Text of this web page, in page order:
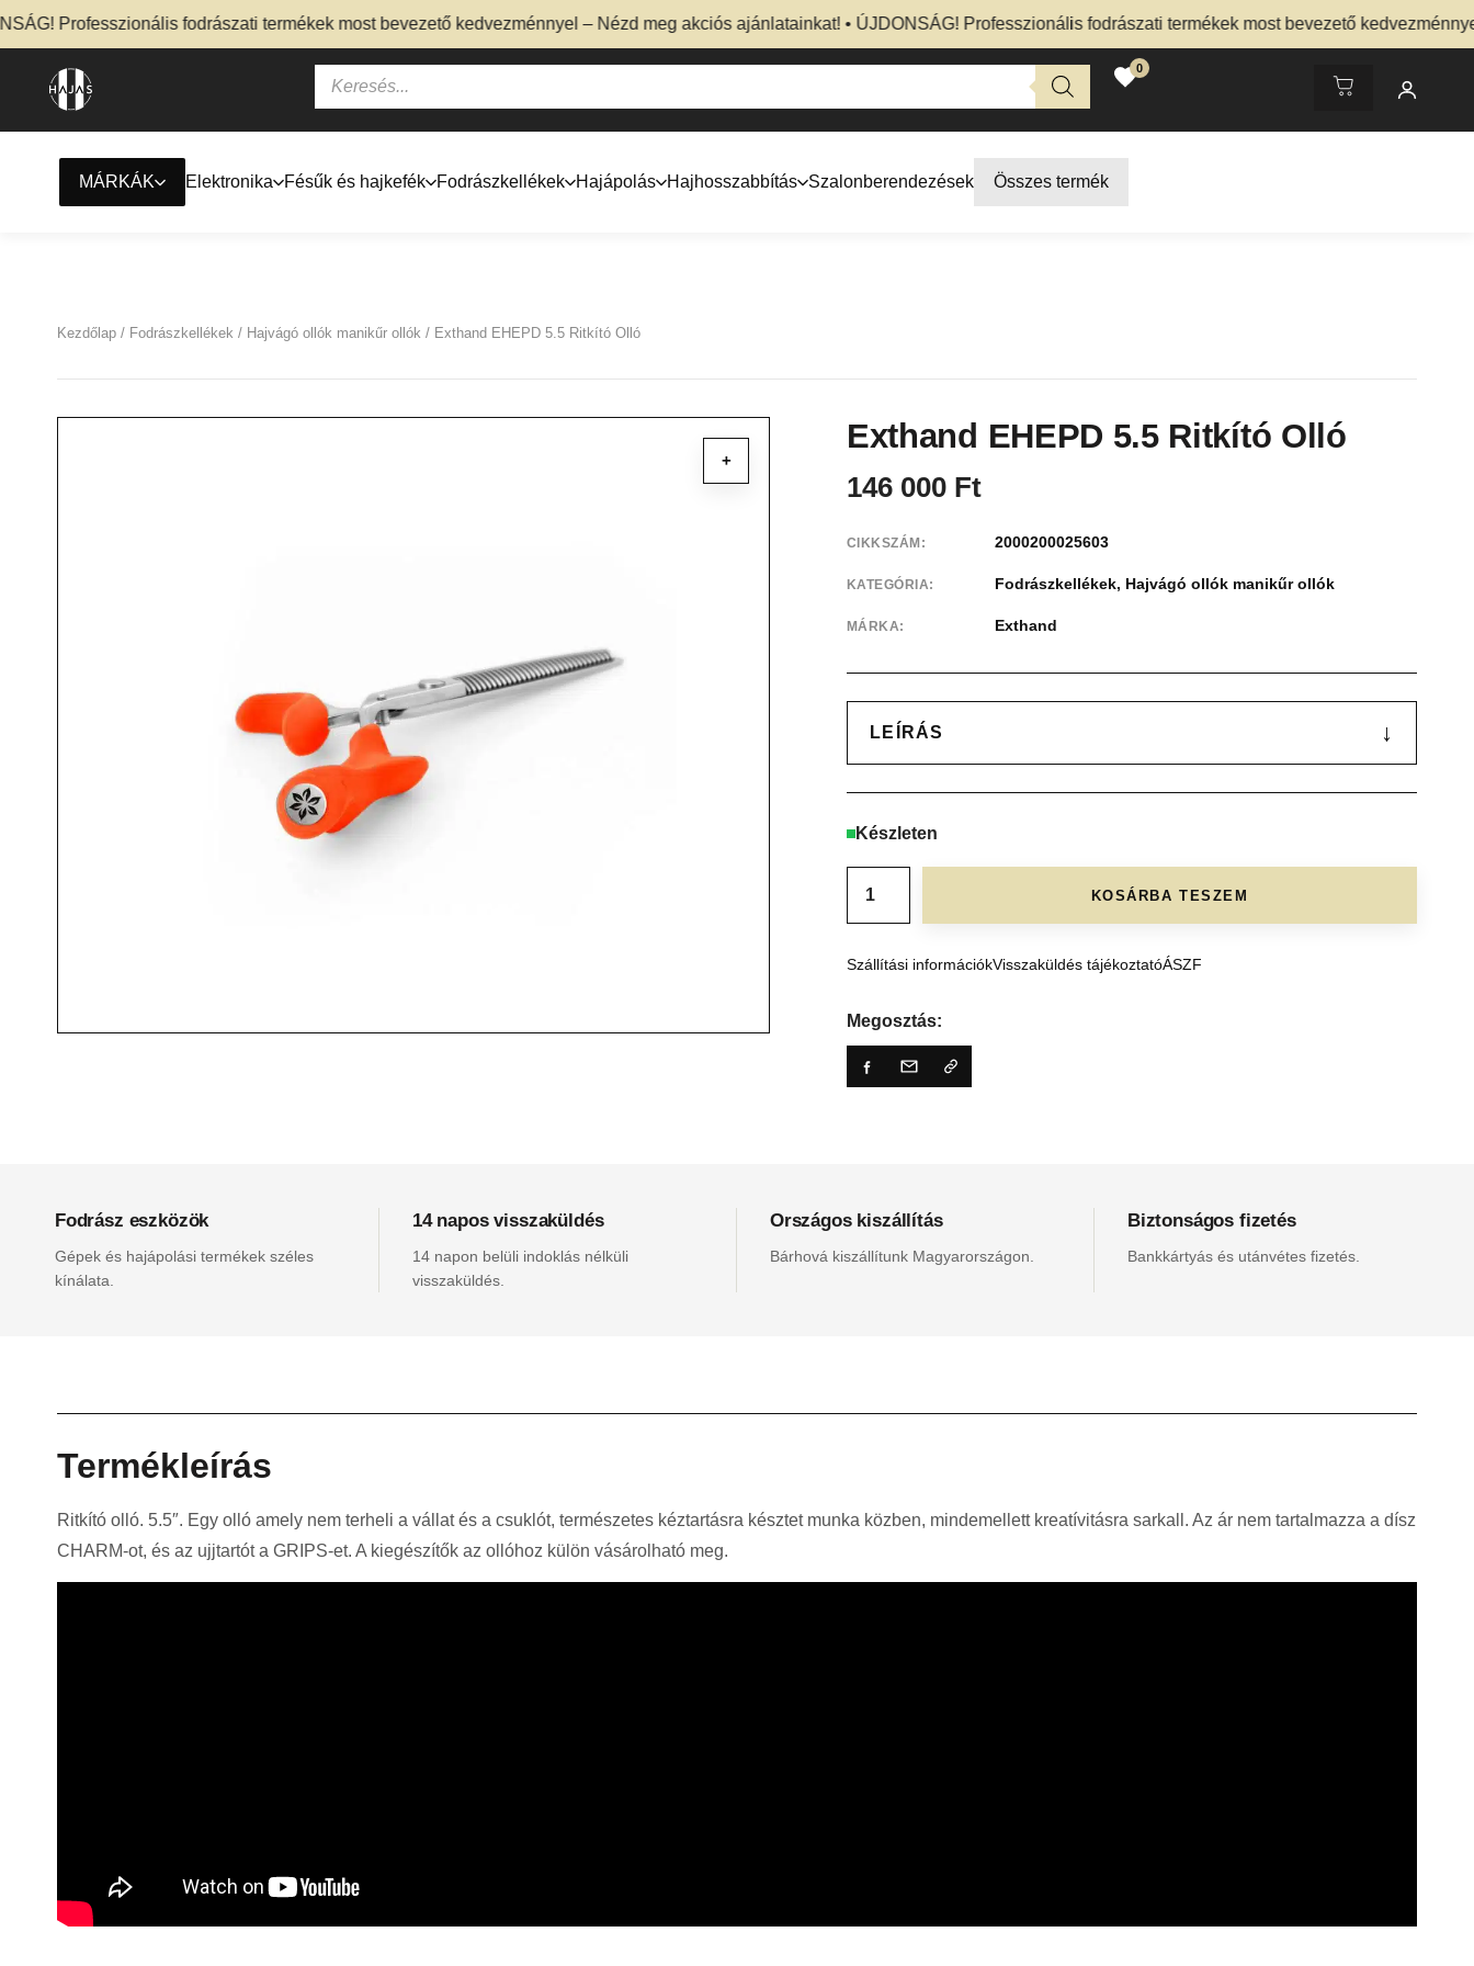
Professzionális fodrászati termékek most bevezető kedvezménnyel – Nézd meg akciós ajánlatainkat! • ÚJDONSÁG! Professzionális fodrászati termékek most bevezető kedvezménnyel
0
MÁRKÁK Elektronika Fésűk és hajkefék Fodrászkellékek Hajápolás Hajhosszabbítás Szalonberendezések Összes termék
Kezdőlap / Fodrászkellékek / Hajvágó ollók manikűr ollók / Exthand EHEPD 5.5 Ritkító Olló
+
Exthand EHEPD 5.5 Ritkító Olló
146 000 Ft
CIKKSZÁM: 2000200025603
KATEGÓRIA: Fodrászkellékek, Hajvágó ollók manikűr ollók
MÁRKA: Exthand
LEÍRÁS ↓
Készleten
KOSÁRBA TESZEM
Szállítási információkVisszaküldés tájékoztatóÁSZF
Megosztás:
Fodrász eszközök
Gépek és hajápolási termékek széles
kínálata.
14 napos visszaküldés
14 napon belüli indoklás nélküli
visszaküldés.
Országos kiszállítás
Bárhová kiszállítunk Magyarországon.
Biztonságos fizetés
Bankkártyás és utánvétes fizetés.
Termékleírás
Ritkító olló. 5.5″. Egy olló amely nem terheli a vállat és a csuklót, természetes kéztartásra késztet munka közben, mindemellett kreatívitásra sarkall. Az ár nem tartalmazza a dísz
CHARM-ot, és az ujjtartót a GRIPS-et. A kiegészítők az ollóhoz külön vásárolható meg.